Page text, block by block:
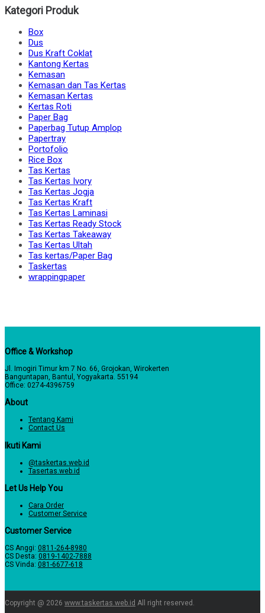
Kategori Produk
Box
Dus
Dus Kraft Coklat
Kantong Kertas
Kemasan
Kemasan dan Tas Kertas
Kemasan Kertas
Kertas Roti
Paper Bag
Paperbag Tutup Amplop
Papertray
Portofolio
Rice Box
Tas Kertas
Tas Kertas Ivory
Tas Kertas Jogja
Tas Kertas Kraft
Tas Kertas Laminasi
Tas Kertas Ready Stock
Tas Kertas Takeaway
Tas Kertas Ultah
Tas kertas/Paper Bag
Taskertas
wrappingpaper
Office & Workshop
Jl. Imogiri Timur km 7 No. 66, Grojokan, Wirokerten
Banguntapan, Bantul, Yogyakarta. 55194
Office: 0274-4396759
About
Tentang Kami
Contact Us
Ikuti Kami
@taskertas.web.id
Tasertas.web.id
Let Us Help You
Cara Order
Customer Service
Customer Service
CS Anggi: 0811-264-8980
CS Desta: 0819-1402-7888
CS Vinda: 081-6677-618
Copyright @ 2026 www.taskertas.web.id All right reserved.